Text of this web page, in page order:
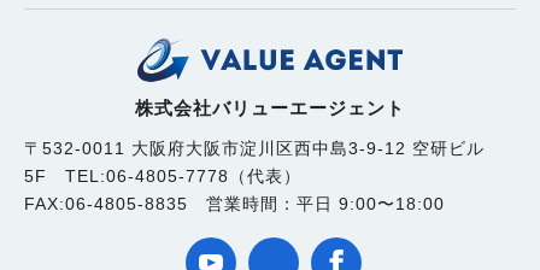
株式会社バリューエージェント
〒532-0011 大阪府大阪市淀川区西中島3-9-12 空研ビル
5F TEL:06-4805-7778（代表）
FAX:06-4805-8835 営業時間：平日 9:00〜18:00